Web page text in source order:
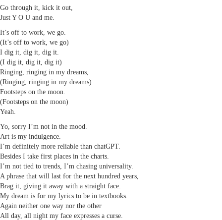
Go through it, kick it out,
Just Y O U and me.
It’s off to work, we go.
(It’s off to work, we go)
I dig it, dig it, dig it.
(I dig it, dig it, dig it)
Ringing, ringing in my dreams,
(Ringing, ringing in my dreams)
Footsteps on the moon.
(Footsteps on the moon)
Yeah.
Yo, sorry I’m not in the mood.
Art is my indulgence.
I’m definitely more reliable than chatGPT.
Besides I take first places in the charts.
I’m not tied to trends, I’m chasing universality.
A phrase that will last for the next hundred years,
Brag it, giving it away with a straight face.
My dream is for my lyrics to be in textbooks.
Again neither one way nor the other
All day, all night my face expresses a curse.